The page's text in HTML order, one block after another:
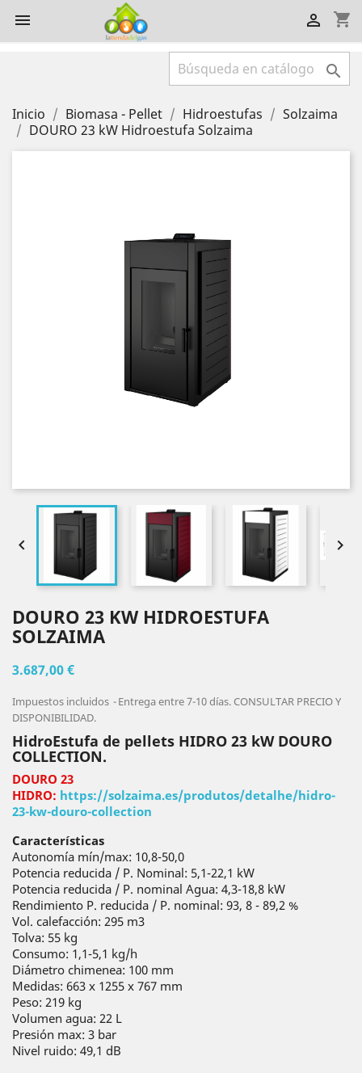
 shopping_cart


Inicio Biomasa - Pellet Hidroestufas
Solzaima
DOURO 23 kW Hidroestufa Solzaima
 
DOURO 23 KW HIDROESTUFA
SOLZAIMA
3.687,00 €
Impuestos incluidos
Entrega entre 7-10 días. CONSULTAR PRECIO Y
DISPONIBILIDAD.
HidroEstufa de pellets HIDRO 23 kW DOURO
COLLECTION.
DOURO 23
HIDRO: https://solzaima.es/produtos/detalhe/hidro-
23-kw-douro-collection
Características
Autonomía mín/max: 10,8-50,0
Potencia reducida / P. Nominal: 5,1-22,1 kW
Potencia reducida / P. nominal Agua: 4,3-18,8 kW
Rendimiento P. reducida / P. nominal: 93, 8 - 89,2 %
Vol. calefacción: 295 m3
Tolva: 55 kg
Consumo: 1,1-5,1 kg/h
Diámetro chimenea: 100 mm
Medidas: 663 x 1255 x 767 mm
Peso: 219 kg
Volumen agua: 22 L
Presión max: 3 bar
Nivel ruido: 49,1 dB